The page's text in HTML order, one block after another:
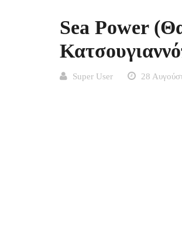
Sea Power
Super User 28